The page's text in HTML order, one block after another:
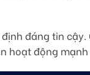
đáng tin
hoạt động